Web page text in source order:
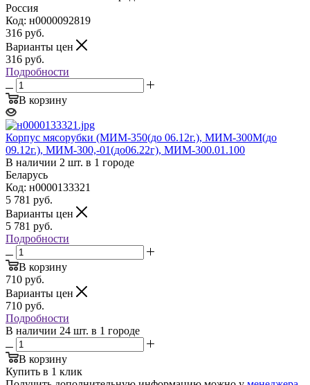
Россия
Код: н0000092819
316 руб.
Варианты цен
316 руб.
Подробности
В корзину
Корпус мясорубки (МИМ-350(до 06.12г.), МИМ-300М(до
09.12г.), МИМ-300,-01(до06.22г), МИМ-300.01.100
В наличии 2 шт. в 1 городе
Беларусь
Код: н0000133321
5 781 руб.
Варианты цен
5 781 руб.
Подробности
В корзину
710 руб.
Варианты цен
710 руб.
Подробности
В наличии 24 шт. в 1 городе
В корзину
Купить в 1 клик